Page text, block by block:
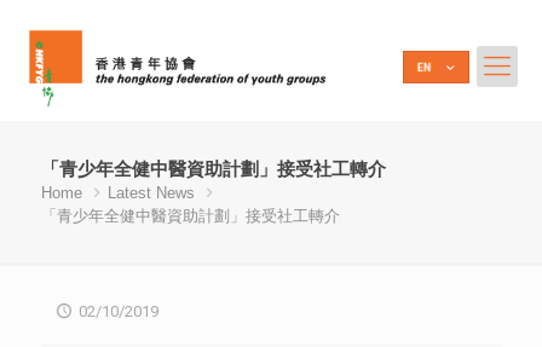
「青少年全健中醫資助計劃」接受社工轉介
Home
Latest News
「青少年全健中醫資助計劃」接受社工轉介
02/10/2019